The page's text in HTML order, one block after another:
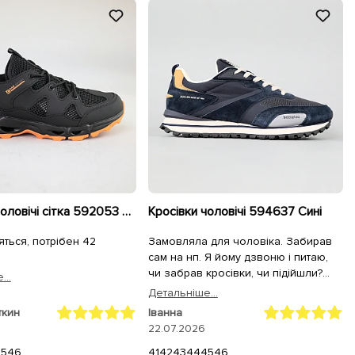
Кросівки чоловічі сітка 592053 Чорні
потрібен 42
Кросівки чоловічі 594637 Сині
Замовляла для чоловіка. Забирав
сам на нп. Я йому дзвоню і питаю,
чи забрав кросівки, чи підійшли?
Відповідь: "Я приміряв і вирішив в
них вже і піти. Максимально зручні)"
Дуже задоволений. Дякую!
Детальнiше...
Іванна
22.07.2026